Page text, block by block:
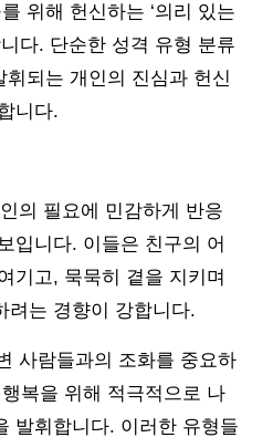
위해 헌신하는 ‘의리 있는
다. 단순한 성격 유형 분류
되는 개인의 진심과 헌신
니다.
의 필요에 민감하게 반응
입니다. 이들은 친구의 어
기고, 묵묵히 곁을 지키며
려는 경향이 강합니다.
사람들과의 조화를 중요하
복을 위해 적극적으로 나
발휘합니다. 이러한 유형들